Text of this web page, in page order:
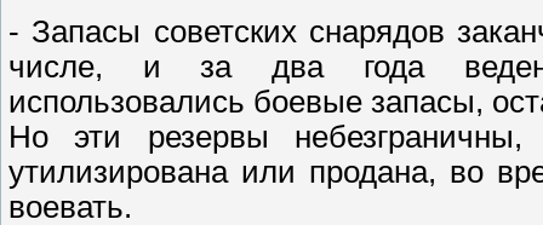
- Запасы советских снарядов
числе, и за два года
использовались боевые запасы,
Но эти резервы
утилизирована или продана, во
воевать.